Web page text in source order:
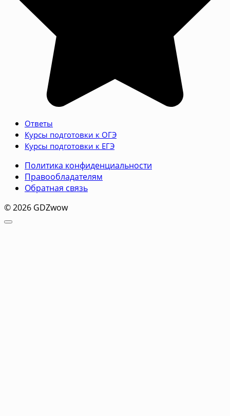
Ответы
Курсы подготовки к ОГЭ
Курсы подготовки к ЕГЭ
Политика конфиденциальности
Правообладателям
Обратная связь
© 2026 GDZwow